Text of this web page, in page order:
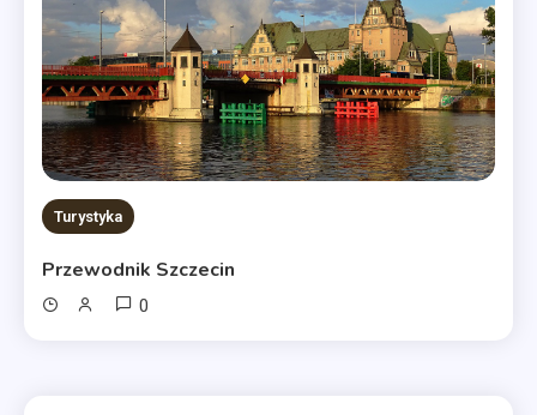
Turystyka
Przewodnik Szczecin
0